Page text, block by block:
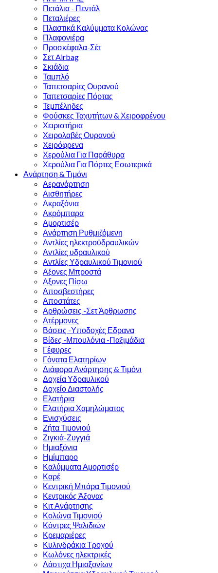
Πετάλια - Πεντάλ
Πεταλιέρες
Πλαστικά Καλύμματα Κολώνας
Πλαφονιέρα
Προσκέφαλα-Σέτ
Σετ Airbag
Σκιάδια
Ταμπλό
Ταπετσαρίες Ουρανού
Ταπετσαρίες Πόρτας
Τεμπέληδες
Φούσκες Ταχυτήτων & Χειροφρένου
Χειριστήρια
Χειρολαβές Ουρανού
Χειρόφρενα
Χερούλια Για Παράθυρα
Χερούλια Για Πόρτες Εσωτερικά
Ανάρτηση & Τιμόνι
Αερανάρτηση
Αισθητήρες
Ακραξόνια
Ακρόμπαρα
Αμορτισέρ
Ανάρτηση Ρυθμιζόμενη
Αντλίες ηλεκτροϋδραυλικών
Αντλίες υδραυλικού
Αντλίες Υδραυλικού Τιμονιού
Αξονες Μπροστά
Αξονες Πίσω
Αποσβεστήρες
Αποστάτες
Αρθρώσεις -Σετ Άρθρωσης
Ατέρμονες
Βάσεις -Υποδοχές Εδρανα
Βίδες -Μπουλόνια -Παξιμάδια
Γέφυρες
Γόνατα Ελατηρίων
Διάφορα Ανάρτησης & Τιμόνι
Δοχεία Υδραυλικού
Δοχείο Διαστολής
Ελατήρια
Ελατήρια Χαμηλώματος
Ενισχύσεις
Ζήτα Τιμονιού
Ζιγκιά-Ζυγγιά
Ημιαξόνια
Ημίμπαρο
Καλύμματα Αμορτισέρ
Καρέ
Κεντρική Μπάρα Τιμονιού
Κεντρικός Άξονας
Κιτ Ανάρτησης
Κολώνα Τιμονιού
Κόντρες Ψαλιδιών
Κρεμαριέρες
Κυλινδράκια Τροχού
Κωλόνες ηλεκτρικές
Λάστιχα Ημιαξονίων